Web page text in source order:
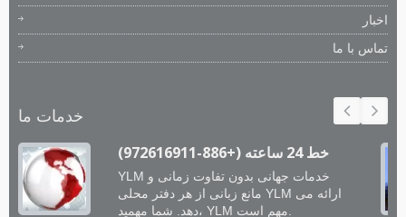
اخبار
تماس با ما
خدمات ما
خط 24 ساعته (+886-972616911)
YLM خدمات جهانی بدون تفاوت زمانی و
مانع زبانی از هر دفتر محلی YLM ارائه می
دهد. شما مهمید، YLM مهم است.